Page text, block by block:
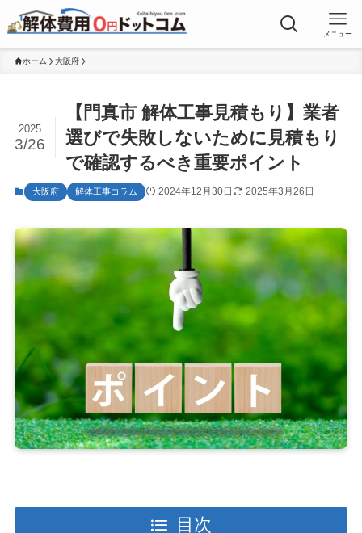
メニュー
ホーム 大阪府
【門真市 解体工事見積もり】業者
選びで失敗しないために見積もり
で確認するべき重要ポイント
2025
3/26
大阪府 解体工事コラム 2024年12月30日 2025年3月26日
目次